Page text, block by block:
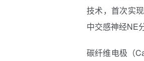
技术，首次实
中交感神经NE
碳纤维电极（